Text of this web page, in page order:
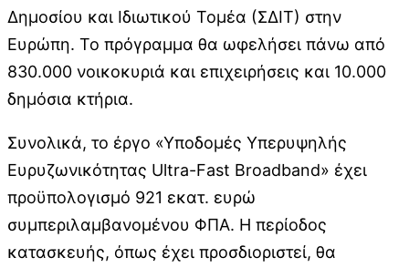
Δημοσίου και Ιδιωτικού Τομέα (ΣΔΙΤ) στην
Ευρώπη. Το πρόγραμμα θα ωφελήσει πάνω από
830.000 νοικοκυριά και επιχειρήσεις και 10.000
δημόσια κτήρια.
Συνολικά, το έργο «Υποδομές Υπερυψηλής
Ευρυζωνικότητας Ultra-Fast Broadband» έχει
προϋπολογισμό 921 εκατ. ευρώ
συμπεριλαμβανομένου ΦΠΑ. Η περίοδος
κατασκευής, όπως έχει προσδιοριστεί, θα